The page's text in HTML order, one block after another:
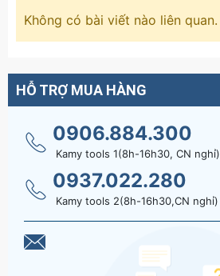
Không có bài viết nào liên quan.
HỖ TRỢ MUA HÀNG
0906.884.300
Kamy tools 1(8h-16h30, CN nghỉ)
0937.022.280
Kamy tools 2(8h-16h30,CN nghỉ)